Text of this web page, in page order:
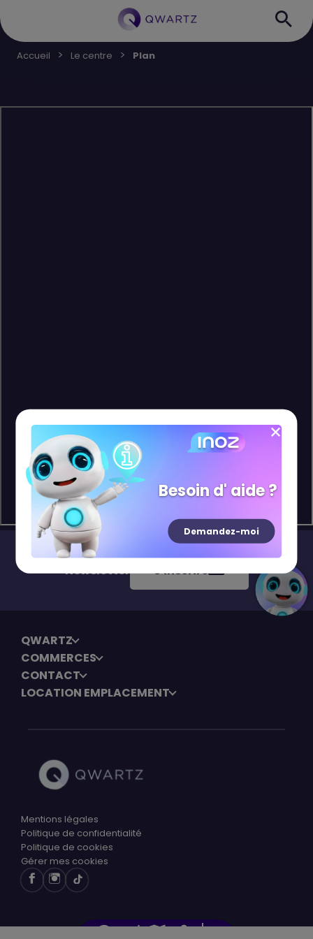
Accueil Le centre Plan
Newsletter S'inscrire
QWARTZ
COMMERCES
CONTACT
LOCATION EMPLACEMENT
Mentions légales
Politique de confidentialité
Politique de cookies
Gérer mes cookies
Besoin d' aide ?
Demandez-moi